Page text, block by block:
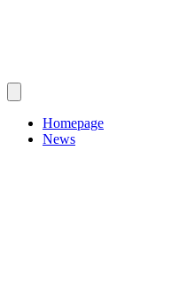
Homepage
News